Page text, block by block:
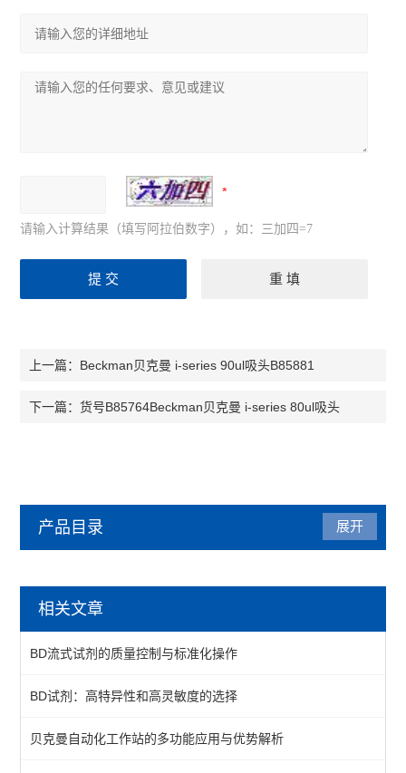
请输入计算结果（填写阿拉伯数字），如：三加四=7
上一篇： Beckman贝克曼 i-series 90ul吸头B85881
下一篇： 货号B85764Beckman贝克曼 i-series 80ul吸头
产品目录
质控微球
一抗
展开
相关文章
BD流式试剂的质量控制与标准化操作
BD试剂：高特异性和高灵敏度的选择
贝克曼自动化工作站的多功能应用与优势解析